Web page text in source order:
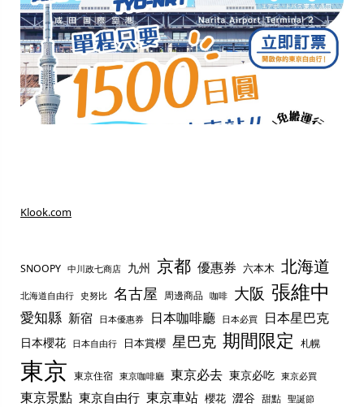
Klook.com
SNOOPY 中川政七商店 九州 京都 優惠券 六本木 北海道
北海道自由行 史努比 名古屋 周邊商品 咖啡 大阪 張維中
愛知縣 新宿 日本優惠券 日本咖啡廳 日本必買 日本星巴克
日本櫻花 日本自由行 日本賞櫻 星巴克 期間限定 札幌
東京 東京住宿 東京咖啡廳 東京必去 東京必吃 東京必買
東京景點 東京自由行 東京車站 櫻花 澀谷 甜點 聖誕節